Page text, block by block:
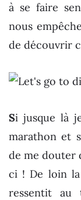
à se faire
nous
de découvrir
Si jusque là
marathon et
de me douter
ci ! De loin la
ressentit au